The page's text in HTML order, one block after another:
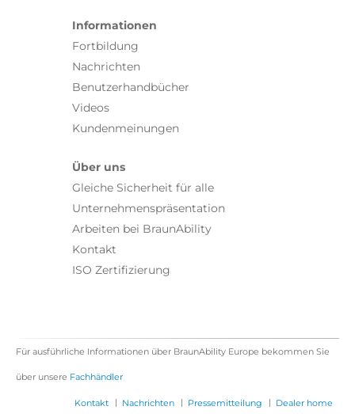
Informationen
Fortbildung
Nachrichten
Benutzerhandbücher
Videos
Kundenmeinungen
Über uns
Gleiche Sicherheit für alle
Unternehmenspräsentation
Arbeiten bei BraunAbility
Kontakt
ISO Zertifizierung
Für ausführliche Informationen über BraunAbility Europe bekommen Sie
über unsere Fachhändler
Kontakt | Nachrichten | Pressemitteilung | Dealer home